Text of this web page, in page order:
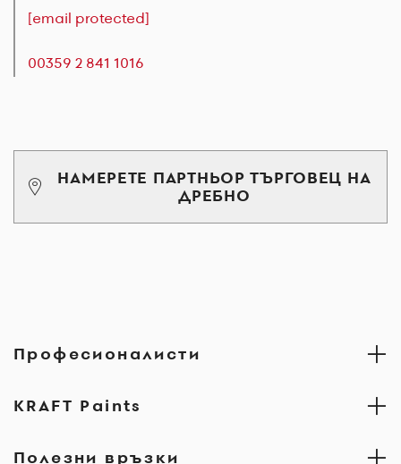
[email protected]
00359 2 841 1016
НАМЕРЕТЕ ПАРТНЬОР ТЪРГОВЕЦ НА
ДРЕБНО
Професионалисти
KRAFT Paints
Полезни връзки